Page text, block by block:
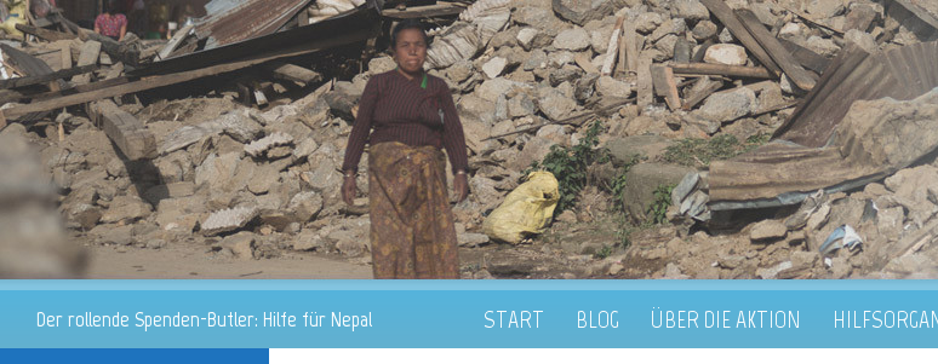
Der rollende Spenden-Butler: Hilfe für Nepal START BLOG ÜBER DIE AKTION